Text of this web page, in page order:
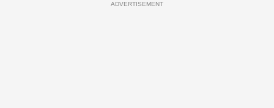
ADVERTISEMENT